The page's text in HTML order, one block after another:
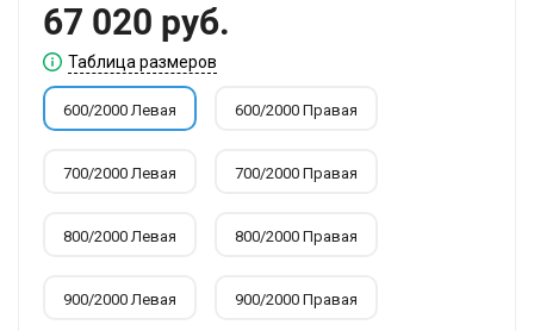
67 020 руб.
Таблица размеров
600/2000 Левая 600/2000 Правая
700/2000 Левая 700/2000 Правая
800/2000 Левая 800/2000 Правая
900/2000 Левая 900/2000 Правая